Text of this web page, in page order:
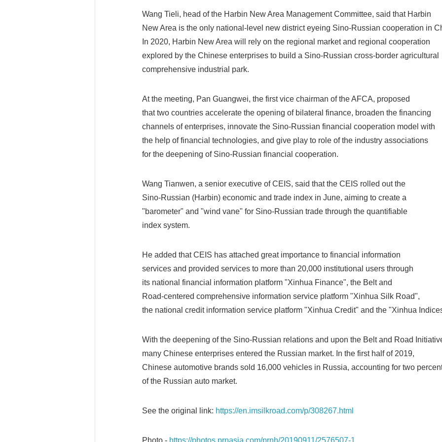
Wang Tieli, head of the Harbin New Area Management Committee, said that Harbin
New Area is the only national-level new district eyeing Sino-Russian cooperation in
In 2020, Harbin New Area will rely on the regional market and regional cooperation
explored by the Chinese enterprises to build a Sino-Russian cross-border agricultural
comprehensive industrial park.
At the meeting, Pan Guangwei, the first vice chairman of the AFCA, proposed
that two countries accelerate the opening of bilateral finance, broaden the financing
channels of enterprises, innovate the Sino-Russian financial cooperation model with
the help of financial technologies, and give play to role of the industry associations
for the deepening of Sino-Russian financial cooperation.
Wang Tianwen, a senior executive of CEIS, said that the CEIS rolled out the
Sino-Russian (Harbin) economic and trade index in June, aiming to create a
"barometer" and "wind vane" for Sino-Russian trade through the quantifiable
index system.
He added that CEIS has attached great importance to financial information
services and provided services to more than 20,000 institutional users through
its national financial information platform "Xinhua Finance", the Belt and
Road-centered comprehensive information service platform "Xinhua Silk Road",
the national credit information service platform "Xinhua Credit" and the "Xinhua
With the deepening of the Sino-Russian relations and upon the Belt and Road
many Chinese enterprises entered the Russian market. In the first half of 2019,
Chinese automotive brands sold 16,000 vehicles in Russia, accounting for two
of the Russian auto market.
See the original link: https://en.imsilkroad.com/p/308267.html
Photo - https://photos.prnasia.com/prnh/20190911/2576507-1